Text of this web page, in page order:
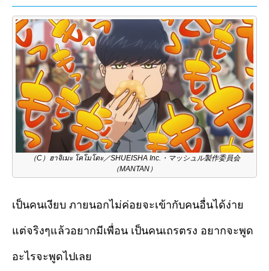
（C）ฮาจิเมะ โคโมโตะ／SHUEISHA Inc.・マッシュル製作委員会
（MANTAN）
เป็นคนเงียบ ภายนอกไม่ค่อยจะเข้ากับคนอื่นได้ง่าย
แต่จริงๆแล้วอยากมีเพื่อน เป็นคนเถรตรง อยากจะพูด
อะไรจะพูดไปเลย